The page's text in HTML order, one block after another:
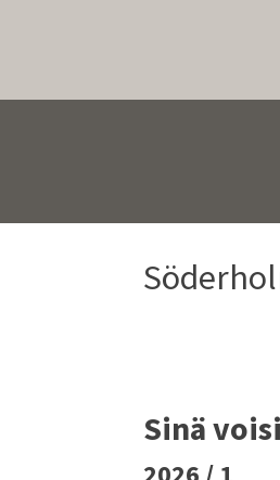
Sinä